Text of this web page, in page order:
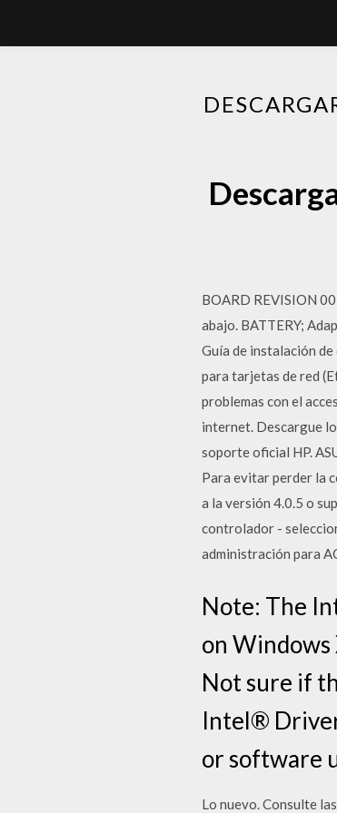
BOARD REVISION
abajo. BATTERY;
Guía de instalación
para tarjetas de red
problemas con el
internet. Descargue
soporte oficial HP.
Para evitar perder la
a la versión 4.0.5 o
controlador -
administración para
Note: The
on Windows
Not sure if
Intel®
or software
Lo nuevo. Consulte